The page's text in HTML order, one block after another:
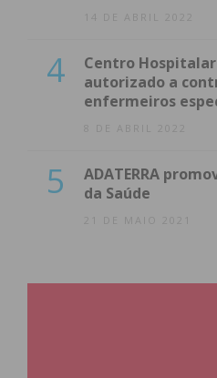
14 DE ABRIL 2022
4
Centro
autorizado a
enfermeiros
8 DE ABRIL 2022
5
ADATERRA
da Saúde
21 DE MAIO 2021